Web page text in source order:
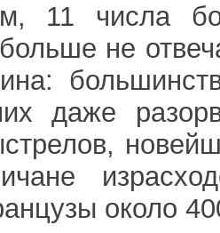
11 числа
не
даже
около